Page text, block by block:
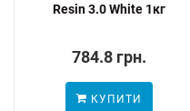
Resin 3.0 White 1кг
784.8 грн.
КУПИТИ